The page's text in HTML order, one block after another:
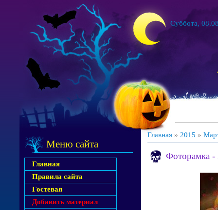
Суббота,
Меню сайта
Главная
Правила сайта
Гостевая
Добавить материал
Главная » 2015 »
Фоторамка -